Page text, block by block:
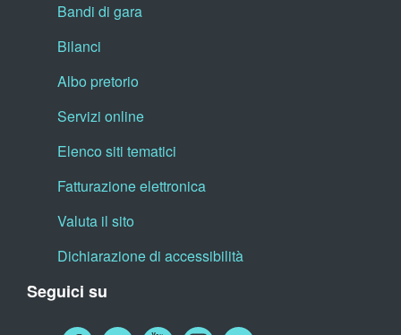
Bandi di gara
Bilanci
Albo pretorio
Servizi online
Elenco siti tematici
Fatturazione elettronica
Valuta il sito
Dichiarazione di accessibilità
Seguici su